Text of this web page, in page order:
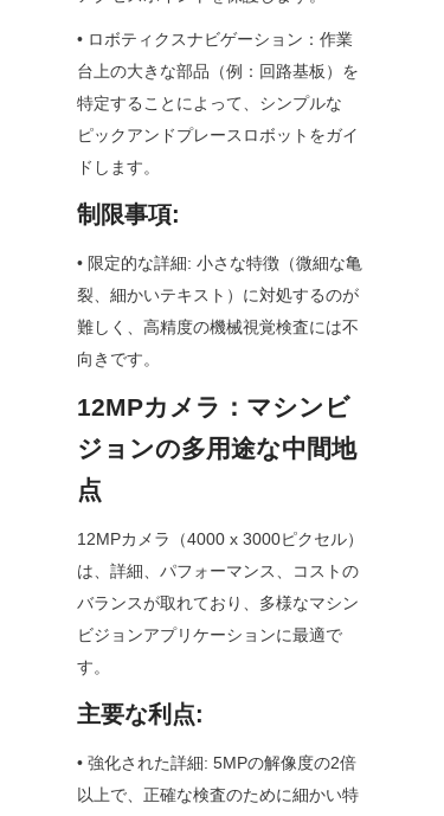
• ロボティクスナビゲーション：作業
台上の大きな部品（例：回路基板）を
特定することによって、シンプルな
ピックアンドプレースロボットをガイ
ドします。
制限事項:
• 限定的な詳細: 小さな特徴（微細な亀
裂、細かいテキスト）に対処するのが
難しく、高精度の機械視覚検査には不
向きです。
12MPカメラ：マシンビ
ジョンの多用途な中間地
点
12MPカメラ（4000 x 3000ピクセル）
は、詳細、パフォーマンス、コストの
バランスが取れており、多様なマシン
ビジョンアプリケーションに最適で
す。
主要な利点:
• 強化された詳細: 5MPの解像度の2倍
以上で、正確な検査のために細かい特